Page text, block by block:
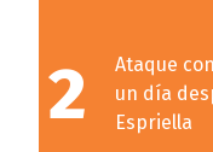
2
Ataque
un día
Espriella